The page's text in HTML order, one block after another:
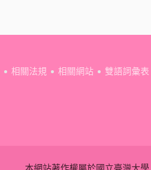
相關法規 相關網站 雙語詞彙表